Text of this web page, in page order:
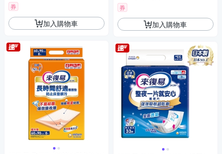
券
加入購物車
券
加入購物車